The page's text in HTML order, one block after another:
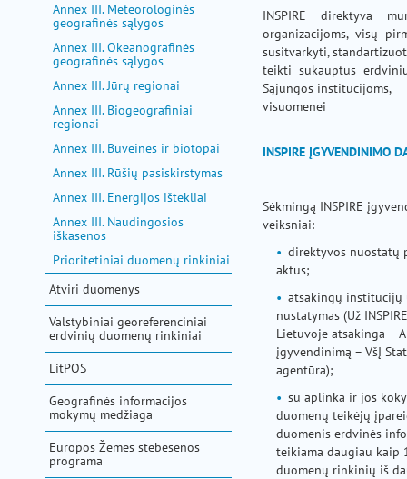
Annex III. Meteorologinės
geografinės sąlygos
Annex III. Okeanografinės
geografinės sąlygos
Annex III. Jūrų regionai
Annex III. Biogeografiniai
regionai
Annex III. Buveinės ir biotopai
Annex III. Rūšių pasiskirstymas
Annex III. Energijos ištekliai
Annex III. Naudingosios
iškasenos
Prioritetiniai duomenų rinkiniai
Atviri duomenys
Valstybiniai georeferenciniai
erdvinių duomenų rinkiniai
LitPOS
Geografinės informacijos
mokymų medžiaga
Europos Žemės stebėsenos
programa
INSPIRE direktyva
organizacijoms, visų
susitvarkyti,
teikti sukauptus
Sąjungos
visuomenei
INSPIRE ĮGYVENDINIMO
Sėkmingą INSPIRE
veiksniai:
direktyvos nuostatų
aktus;
atsakingų institucijų
nustatymas (Už
Lietuvoje atsakinga –
įgyvendinimą – VšĮ
agentūra);
su aplinka ir jos
duomenų teikėjų
duomenis erdvinės
teikiama daugiau kaip
duomenų rinkinių iš